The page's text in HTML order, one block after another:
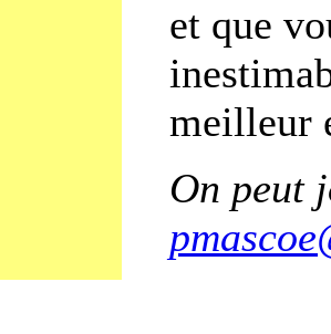
et que
meilleur
On peut